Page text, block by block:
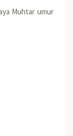
Muhtar umur